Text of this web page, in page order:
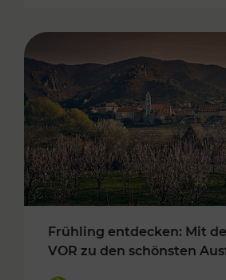
Frühling entdecken: Mit
VOR zu den schönsten